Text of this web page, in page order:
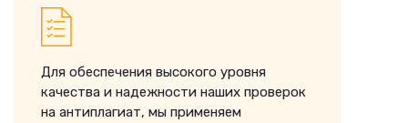
Для обеспечения высокого уровня
качества и надежности наших проверок
на антиплагиат, мы применяем